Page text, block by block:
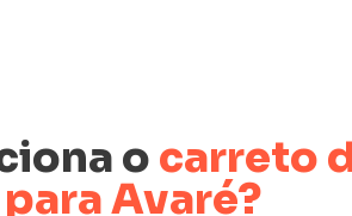
o carreto
Avaré?